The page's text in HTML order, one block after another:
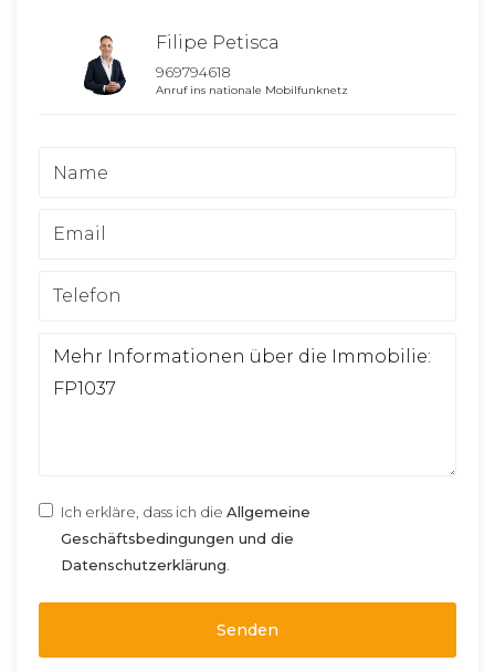
Filipe Petisca
969794618
Anruf ins nationale Mobilfunknetz
Ich erkläre, dass ich die Allgemeine
Geschäftsbedingungen und die
Datenschutzerklärung
Senden